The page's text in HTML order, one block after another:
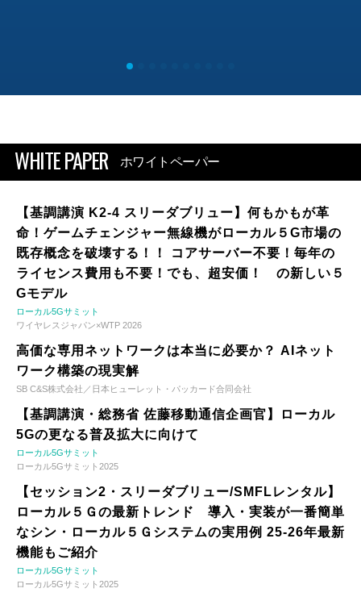
WHITE PAPER ホワイトペーパー
【基調講演 K2-4 スリーダブリュー】何もかもが革
命！ゲームチェンジャー無線機がローカル５G市場の
既存概念を破壊する！！ コアサーバー不要！毎年の
ライセンス費用も不要！でも、超安価！ の新しい５
Gモデル
ローカル5Gサミット
ワイヤレスジャパン×WTP 2026
高価な専用ネットワークは本当に必要か？ AIネット
ワーク構築の現実解
SB C&S株式会社／日本ヒューレット・パッカード合同会社
【基調講演・総務省 佐藤移動通信企画官】ローカル
5Gの更なる普及拡大に向けて
ローカル5Gサミット
ローカル5Gサミット2025
【セッション2・スリーダブリュー/SMFLレンタル】
ローカル５Ｇの最新トレンド 導入・実装が一番簡単
なシン・ローカル５Ｇシステムの実用例 25-26年最新
機能もご紹介
ローカル5Gサミット
ローカル5Gサミット2025